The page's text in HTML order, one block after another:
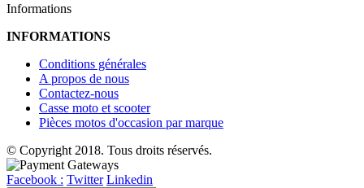
Informations
INFORMATIONS
Conditions générales
A propos de nous
Contactez-nous
Casse moto et scooter
Pièces motos d'occasion par marque
© Copyright 2018. Tous droits réservés.
Facebook : Twitter Linkedin